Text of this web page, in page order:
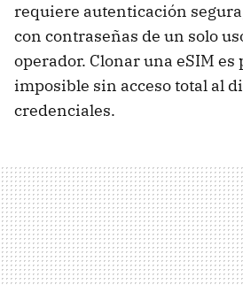
requiere autenticación
con contraseñas de un solo
operador. Clonar una eSIM
imposible sin acceso total al
credenciales.